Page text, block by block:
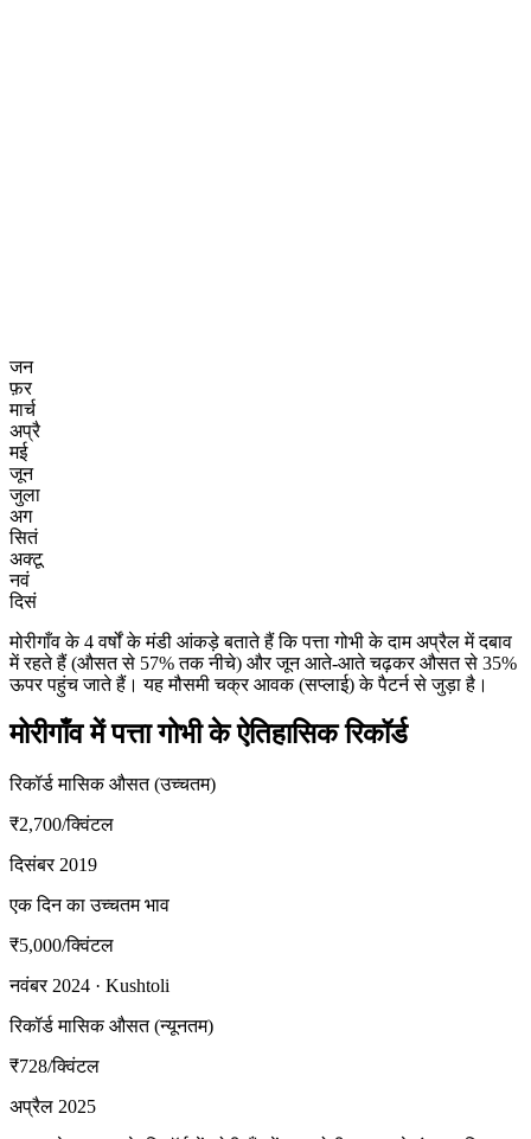
जन
फ़र
मार्च
अप्रै
मई
जून
जुला
अग
सितं
अक्टू
नवं
दिसं
मोरीगाँव के 4 वर्षों के मंडी आंकड़े बताते हैं कि पत्ता गोभी के दाम अप्रैल में दबाव
में रहते हैं (औसत से 57% तक नीचे) और जून आते-आते चढ़कर औसत से 35%
ऊपर पहुंच जाते हैं। यह मौसमी चक्र आवक (सप्लाई) के पैटर्न से जुड़ा है।
मोरीगाँव में पत्ता गोभी के ऐतिहासिक रिकॉर्ड
रिकॉर्ड मासिक औसत (उच्चतम)
₹2,700/क्विंटल
दिसंबर 2019
एक दिन का उच्चतम भाव
₹5,000/क्विंटल
नवंबर 2024 · Kushtoli
रिकॉर्ड मासिक औसत (न्यूनतम)
₹728/क्विंटल
अप्रैल 2025